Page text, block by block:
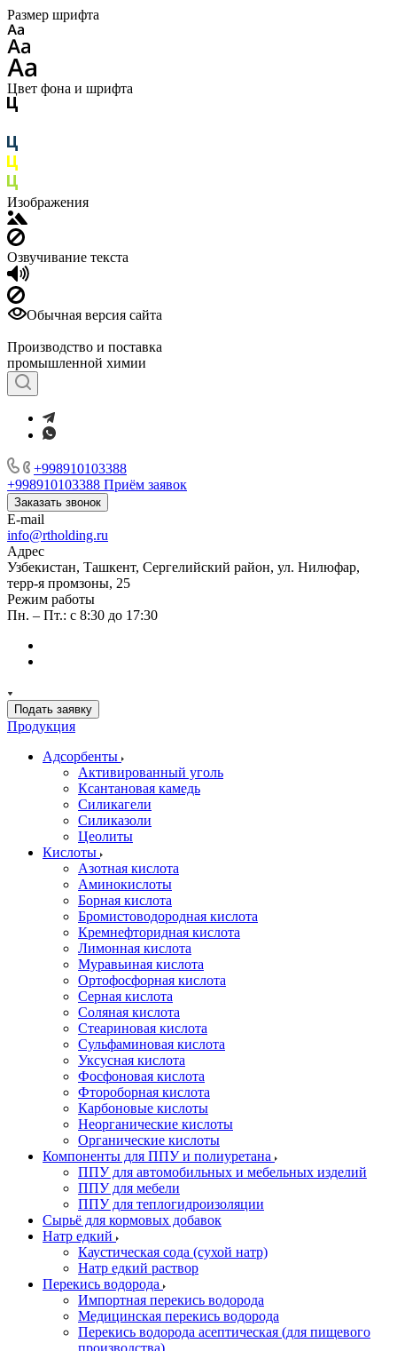
Размер шрифта
Цвет фона и шрифта
Изображения
Озвучивание текста
Обычная версия сайта
Производство и поставка
промышленной химии
+998910103388
+998910103388 Приём заявок
Заказать звонок
E-mail
info@rtholding.ru
Адрес
Узбекистан, Ташкент, Сергелийский район, ул. Нилюфар,
терр-я промзоны, 25
Режим работы
Пн. – Пт.: с 8:30 до 17:30
Подать заявку
Продукция
Адсорбенты
Активированный уголь
Ксантановая камедь
Силикагели
Силиказоли
Цеолиты
Кислоты
Азотная кислота
Аминокислоты
Борная кислота
Бромистоводородная кислота
Кремнефторидная кислота
Лимонная кислота
Муравьиная кислота
Ортофосфорная кислота
Серная кислота
Соляная кислота
Стеариновая кислота
Сульфаминовая кислота
Уксусная кислота
Фосфоновая кислота
Фтороборная кислота
Карбоновые кислоты
Неорганические кислоты
Органические кислоты
Компоненты для ППУ и полиуретана
ППУ для автомобильных и мебельных изделий
ППУ для мебели
ППУ для теплогидроизоляции
Сырьё для кормовых добавок
Натр едкий
Каустическая сода (сухой натр)
Натр едкий раствор
Перекись водорода
Импортная перекись водорода
Медицинская перекись водорода
Перекись водорода асептическая (для пищевого
производства)